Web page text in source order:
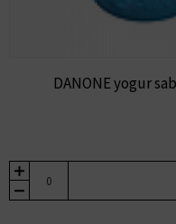
DANONE yogur